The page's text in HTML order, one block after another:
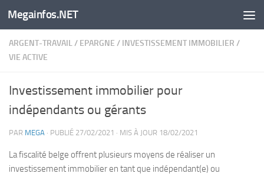
Skip to content
Megainfos.NET
ARGENT-TRAVAIL/ EPARGNE / INVESTISSEMENT IMMOBILIER /
VIE ACTIVE
Investissement immobilier pour
indépendants ou gérants
PAR MEGA · PUBLIÉ 27/02/2021 · MIS À JOUR 18/02/2021
La fiscalité belge offrent plusieurs moyens de réaliser un
investissement immobilier en tant que indépendant(e) ou